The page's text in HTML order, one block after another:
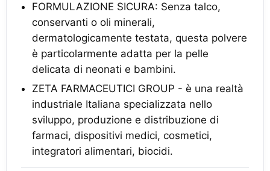
FORMULAZIONE SICURA: Senza talco,
conservanti o oli minerali,
dermatologicamente testata, questa polvere
è particolarmente adatta per la pelle
delicata di neonati e bambini.
ZETA FARMACEUTICI GROUP - è una realtà
industriale Italiana specializzata nello
sviluppo, produzione e distribuzione di
farmaci, dispositivi medici, cosmetici,
integratori alimentari, biocidi.